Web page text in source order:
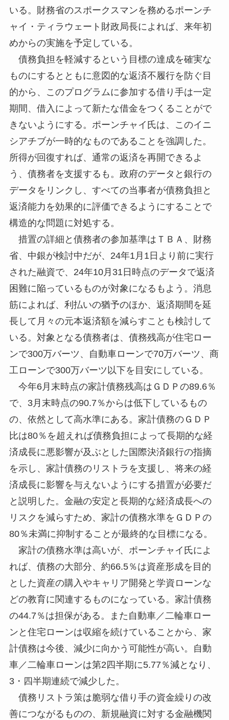
いる。財務省のスポークスマンを務めるポーンチ
ャイ・ティラウェート財政局長によれば、来年初
めからの実施を予定している。
債務負担を軽減するという目標の達成を確実な
ものにするとともに意図的な返済不履行を防ぐ目
的から、このプログラムに参加する借り手は一定
期間、借入によって新たな借金をつくることがで
きないようにする。ポーンチャイ氏は、このイニ
シアチブが一時的なものであることを強調した。
所得が回復すれば、通常の返済を再開できるよ
う、債務者を支援するも。政府のデータと銀行の
データをリンクし、すべての当事者が債務負担と
返済能力を効果的に評価できるようにすることで
構造的な問題に対処する。
措置の詳細と債務者の参加基準はＴＢＡ、財務
省、中銀が検討中だが、24年1月1日より前に実行
された融資で、24年10月31日時点のデータで返済
困難に陥っているものが対象になるもよう。消息
筋によれば、利払いの猶予のほか、返済期間を延
長して月々の元本返済額を減らすことも検討して
いる。対象となる債務者は、債務残高が住宅ロー
ンで300万バーツ、自動車ローンで70万バーツ、商
工ローンで300万バーツ以下を目安にしている。
今年6月末時点の家計債務残高はＧＤＰの89.6％
で、3月末時点の90.7％からは低下しているもの
の、依然として高水準にある。家計債務のＧＤＰ
比は80％を超えれば債務負担によって長期的な経
済成長に悪影響が及ぶとした国際決済銀行の指摘
を示し、家計債務のリストラを支援し、将来の経
済成長に影響を与えないようにする措置が必要だ
と説明した。金融の安定と長期的な経済成長への
リスクを減らすため、家計の債務水準をＧＤＰの
80％未満に抑制することが最終的な目標になる。
家計の債務水準は高いが、ポーンチャイ氏によ
れば、債務の大部分、約66.5％は資産形成を目的
とした資産の購入やキャリア開発と学資ローンな
どの教育に関連するものになっている。家計債務
の44.7％は担保がある。また自動車／二輪車ロー
ンと住宅ローンは収縮を続けていることから、家
計債務は今後、減少に向かう可能性が高い。自動
車／二輪車ローンは第2四半期に5.77％減となり、
3・四半期連続で減少した。
債務リストラ策は脆弱な借り手の資金繰りの改
善につながるものの、新規融資に対する金融機関